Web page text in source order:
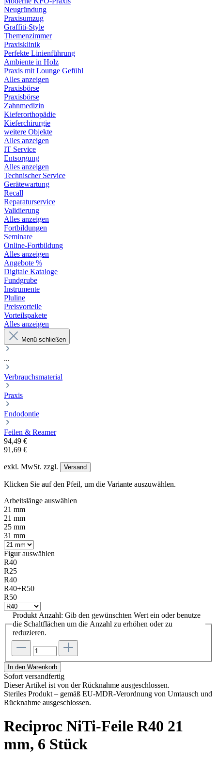
Neugründung
Praxisumzug
Graffiti-Style
Themenzimmer
Praxisklinik
Perfekte Linienführung
Ambiente in Holz
Praxis mit Lounge Gefühl
Alles anzeigen
Praxisbörse
Praxisbörse
Zahnmedizin
Kieferorthopädie
Kieferchirurgie
weitere Objekte
Alles anzeigen
IT Service
Entsorgung
Alles anzeigen
Technischer Service
Gerätewartung
Recall
Reparaturservice
Validierung
Alles anzeigen
Fortbildungen
Seminare
Online-Fortbildung
Alles anzeigen
Angebote %
Digitale Kataloge
Fundgrube
Instrumente
Pluline
Preisvorteile
Vorteilspakete
Alles anzeigen
Menü schließen
...
Verbrauchsmaterial
Praxis
Endodontie
Feilen & Reamer
94,49 €
91,69 €
exkl. MwSt. zzgl. Versand
Klicken Sie auf den Pfeil, um die Variante auszuwählen.
Arbeitslänge auswählen
21 mm
21 mm
25 mm
31 mm
Figurauswählen
R40
R25
R40
R40+R50
R50
Produkt Anzahl: Gib den gewünschten Wert ein oder benutze
die Schaltflächen um die Anzahl zu erhöhen oder zu
reduzieren.
In den Warenkorb
Sofort versandfertig
Dieser Artikel ist von der Rücknahme ausgeschlossen.
Steriles Produkt – gemäß EU-MDR-Verordnung von Umtausch und
Rücknahme ausgeschlossen.
Reciproc NiTi-Feile R40 21
mm, 6 Stück